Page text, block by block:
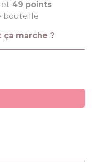
et 49 points
bouteille
ça marche ?